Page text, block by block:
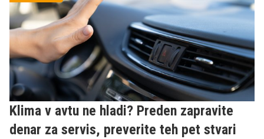
Klima v avtu ne hladi? Preden zapravite
denar za servis, preverite teh pet stvari